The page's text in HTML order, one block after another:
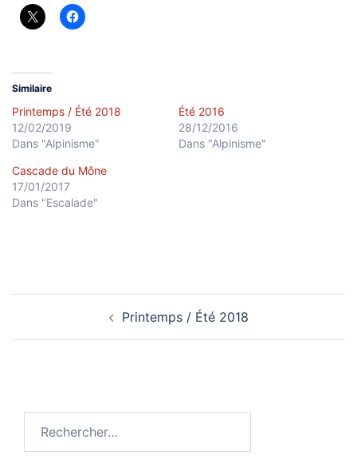
Similaire
Printemps / Été 2018
12/02/2019
Dans "Alpinisme"
Été 2016
28/12/2016
Dans "Alpinisme"
Cascade du Mône
17/01/2017
Dans "Escalade"
Printemps / Été 2018